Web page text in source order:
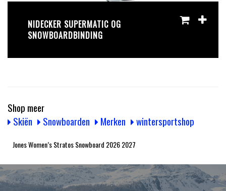
NIDECKER SUPERMATIC OG
SNOWBOARDBINDING
Shop meer
Skiën
Snowboarden Merken wintersportshop
Jones Women’s Stratos Snowboard 2026 2027